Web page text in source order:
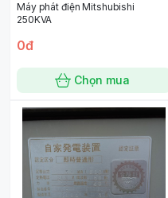
Máy phát điện Mitshubishi
250KVA
0đ
Chọn mua